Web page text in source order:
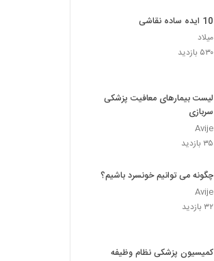
10 ایده ساده نقاشی
میلاد
۵۳۰ بازدید
لیست بیمارهای معافیت پزشکی
سربازی
Avije
۳۵ بازدید
چگونه می توانیم خونسرد باشیم؟
Avije
۳۲ بازدید
کمیسیون پزشکی نظام وظیفه